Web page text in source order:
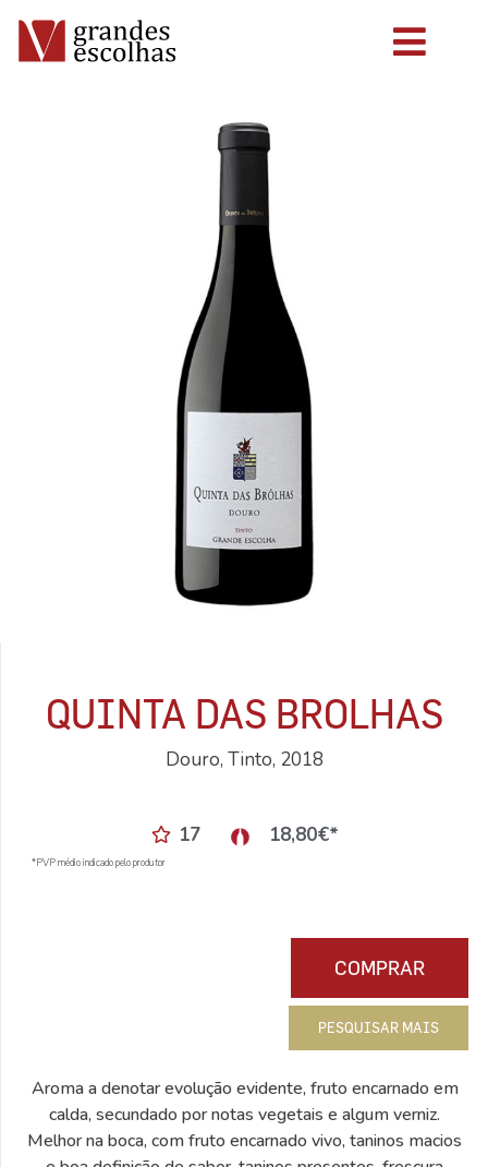
QUINTA DAS BROLHAS
Douro, Tinto, 2018
17 18,80€*
*PVP médio indicado pelo produtor
COMPRAR
PESQUISAR MAIS
Aroma a denotar evolução evidente, fruto encarnado em
calda, secundado por notas vegetais e algum verniz.
Melhor na boca, com fruto encarnado vivo, taninos macios